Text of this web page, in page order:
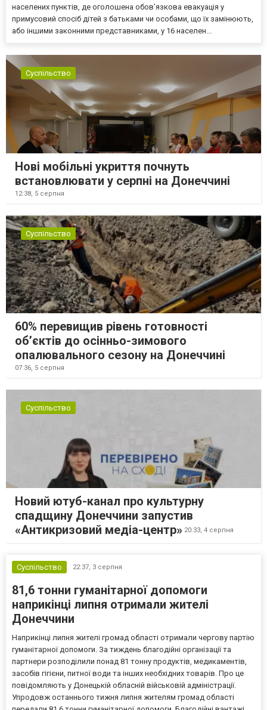
населених пунктів, де оголошена обов’язкова евакуація у
примусовий спосіб дітей з батьками чи особами, що їх замінюють,
або іншими законними представниками, у 16 населен...
Суспільство
Нові мобільні укриття почнуть
встановлювати у серпні на Донеччині
12:38, 5 серпня
Суспільство
60% перевищив рівень готовності
об’єктів до осінньо-зимового
опалювального сезону на Донеччині
07:36, 5 серпня
Суспільство
Новий ютуб-канал про культурну
спадщину Донеччини запустив
«Антикризовий медіа-центр» 20:33, 4 серпня
Суспільство 22:37, 3 серпня
81,6 тонни гуманітарної допомоги
наприкінці липня отримали жителі
Донеччини
Наприкінці липня жителі громад області отримали чергову партію
гуманітарної допомоги. За тиждень благодійні організації та
партнери розподілили понад 81 тонну продуктів, медикаментів,
засобів гігієни, питної води та інших необхідних товарів. Про це
повідомляють у Донецькій обласній військовій адміністрації.
Упродовж останнього тижня липня жителям громад області